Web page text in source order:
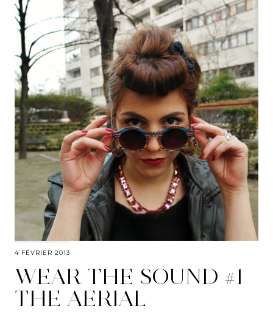
4 FÉVRIER 2013
WEAR THE SOUND #1
THE AERIAL